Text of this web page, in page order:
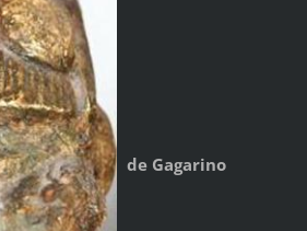
de Gagarino